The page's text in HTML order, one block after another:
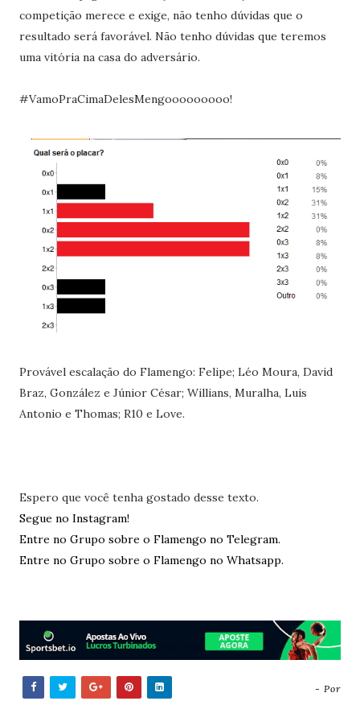
competição merece e exige, não tenho dúvidas que o
resultado será favorável. Não tenho dúvidas que teremos
uma vitória na casa do adversário.
#VamoPraCimaDelesMengooooooooo!
Provável escalação do Flamengo: Felipe; Léo Moura, David
Braz, González e Júnior César; Willians, Muralha, Luis
Antonio e Thomas; R10 e Love.
Espero que você tenha gostado desse texto.
Segue no Instagram!
Entre no Grupo sobre o Flamengo no Telegram.
Entre no Grupo sobre o Flamengo no Whatsapp.
- Por